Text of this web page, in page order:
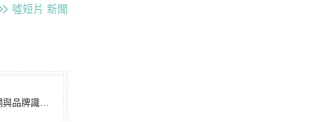
噓短片 新聞
誌重磅啟用